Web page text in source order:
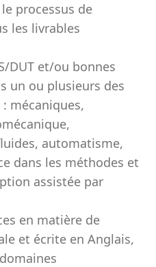
processus de
les livrables
DUT et/ou bonnes
un ou plusieurs des
mécaniques,
automatisme,
dans les méthodes et
assistée par
en matière de
et écrite en Anglais,